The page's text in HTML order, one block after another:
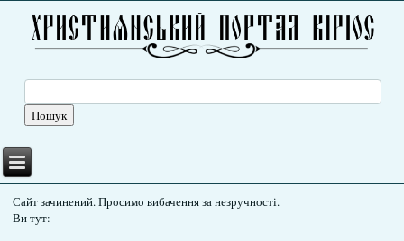
Сайт зачинений. Просимо вибачення за незручності.
Ви тут: